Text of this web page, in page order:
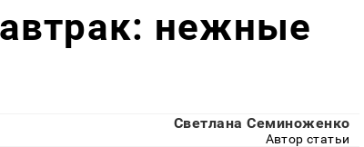
нежные
Светлана Семиноженко
Автор статьи